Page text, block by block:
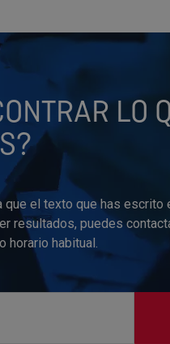
LO
el texto que has escrito
resultados, puedes
horario habitual.